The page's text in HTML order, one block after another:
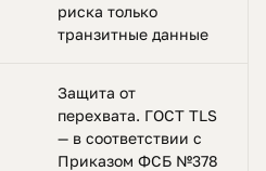
риска только
транзитные данные
Защита от
перехвата. ГОСТ TLS
— в соответствии с
Приказом ФСБ №378